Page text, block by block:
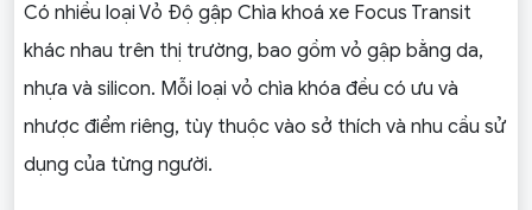
Có nhiều loại Vỏ Độ gập Chìa khoá xe Focus Transit
khác nhau trên thị trường, bao gồm vỏ gập bằng da,
nhựa và silicon. Mỗi loại vỏ chìa khóa đều có ưu và
nhược điểm riêng, tùy thuộc vào sở thích và nhu cầu sử
dụng của từng người.